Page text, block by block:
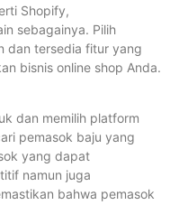
Shopify,
sebagainya. Pilih
dan tersedia fitur yang
bisnis online shop Anda.
dan memilih platform
pemasok baju yang
yang dapat
namun juga
bahwa pemasok